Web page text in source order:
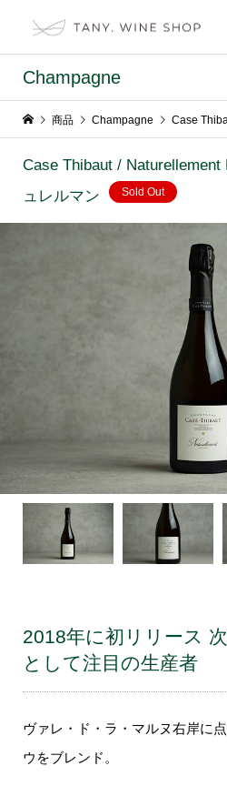
Champagne
商品 Champagne Case Thibaut /
Case Thibaut /
ュレルマン
Sold Out
2018年に初リリース
として注目の生産者
ヴァレ・ド・ラ・マルヌ右岸に
ウをブレンド。